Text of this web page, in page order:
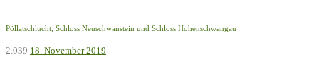
Pöllatschlucht, Schloss Neuschwanstein und Schloss Hohenschwangau
2.039 18. November 2019